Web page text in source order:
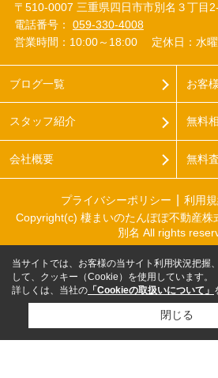
〒510-0007 三重県四日市市別名３丁目
電話番号： 059-330-4008
営業時間：10:00～18:00
定休日：水
ブログ一覧
スタッフ紹介
会社概要
お客
無料
無料
プライバシーポリシー 利用
Copyright(c) 棲まいのたんぽぽ不動産株
別名 All rights
当サイトでは、お客様の当サイト利用状況把握
して、クッキー（Cookie）を使用しています。
詳しくは、当社の 「Cookieの取扱いについて」
閉じる